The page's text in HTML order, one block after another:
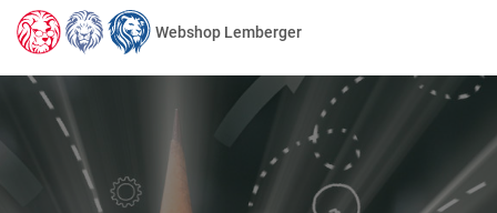
Webshop Lemberger